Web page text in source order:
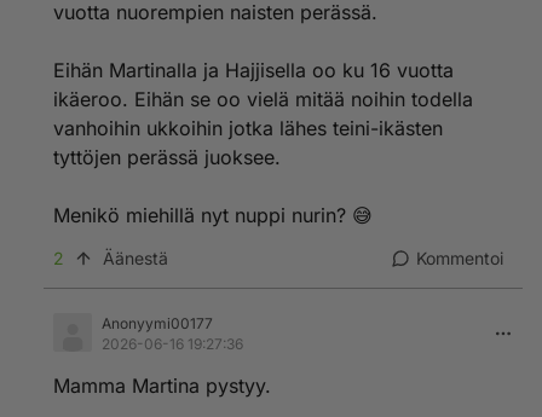
vuotta nuorempien naisten perässä.
Eihän Martinalla ja Hajjisella oo ku 16 vuotta
ikäeroo. Eihän se oo vielä mitää noihin todella
vanhoihin ukkoihin jotka lähes teini-ikästen
tyttöjen perässä juoksee.
Menikö miehillä nyt nuppi nurin? 😅
2 Äänestä Kommentoi
Anonyymi00177
2026-06-16 19:27:36
Mamma Martina pystyy.